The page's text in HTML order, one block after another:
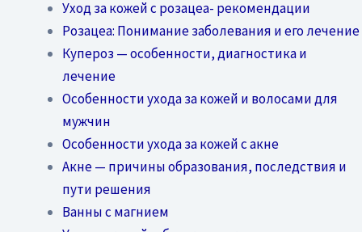
Уход за кожей с розацеа- рекомендации
Розацеа: Понимание заболевания и его лечение
Купероз — особенности, диагностика и
лечение
Особенности ухода за кожей и волосами для
мужчин
Особенности ухода за кожей с акне
Акне — причины образования, последствия и
пути решения
Ванны с магнием